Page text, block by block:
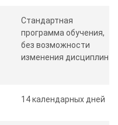
Стандартная
программа обучения,
без возможности
изменения дисциплин
14 календарных дней